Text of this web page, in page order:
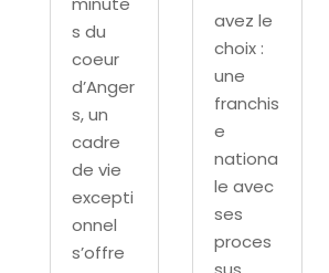
s du
coeur
d’Anger
s, un
cadre
de vie
excepti
onnel
s’offre
avez le
choix :
une
franchis
e
nationa
le avec
ses
proces